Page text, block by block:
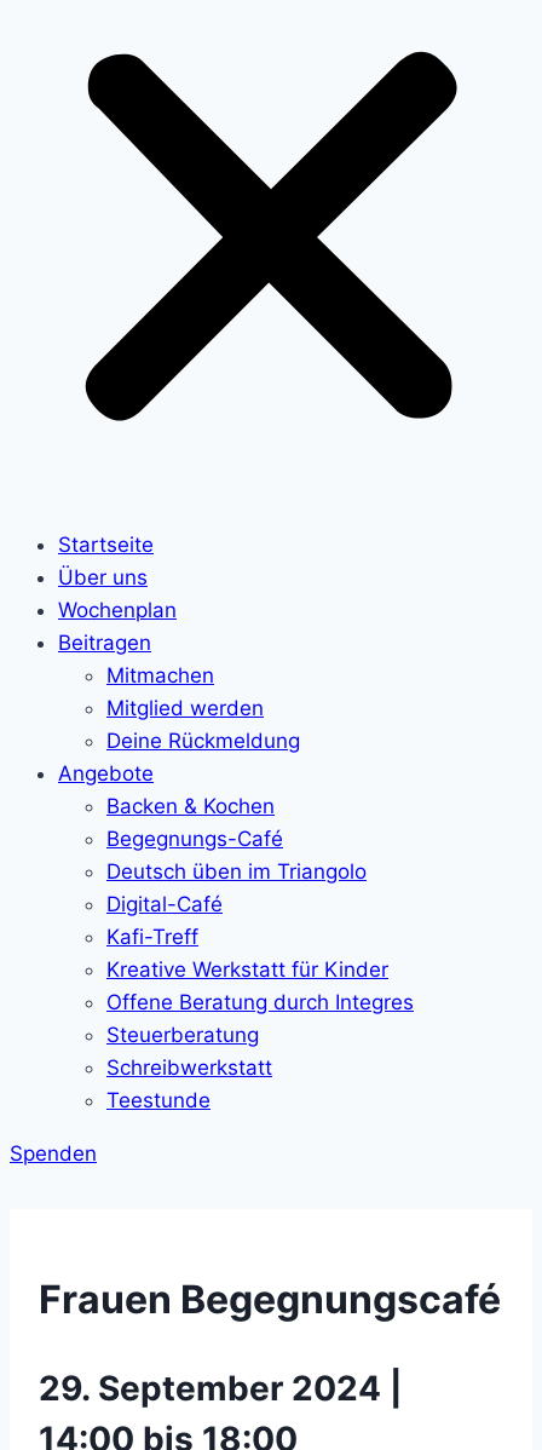
Startseite
Über uns
Wochenplan
Beitragen
Mitmachen
Mitglied werden
Deine Rückmeldung
Angebote
Backen & Kochen
Begegnungs-Café
Deutsch üben im Triangolo
Digital-Café
Kafi-Treff
Kreative Werkstatt für Kinder
Offene Beratung durch Integres
Steuerberatung
Schreibwerkstatt
Teestunde
Spenden
Frauen Begegnungscafé
29. September 2024 |
14:00 bis 18:00